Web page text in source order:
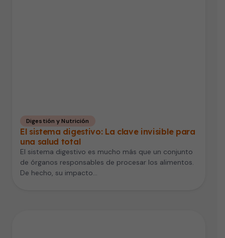
Digestión y Nutrición
El sistema digestivo: La clave invisible para
una salud total
El sistema digestivo es mucho más que un conjunto
de órganos responsables de procesar los alimentos.
De hecho, su impacto…